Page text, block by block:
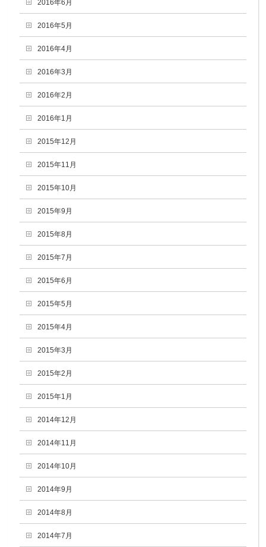
2016年6月
2016年5月
2016年4月
2016年3月
2016年2月
2016年1月
2015年12月
2015年11月
2015年10月
2015年9月
2015年8月
2015年7月
2015年6月
2015年5月
2015年4月
2015年3月
2015年2月
2015年1月
2014年12月
2014年11月
2014年10月
2014年9月
2014年8月
2014年7月